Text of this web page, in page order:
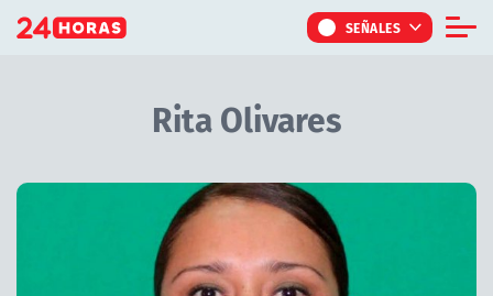
Click acá para ir directamente al contenido
SEÑALES
Rita Olivares